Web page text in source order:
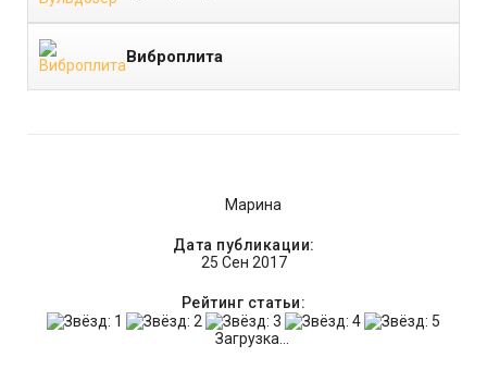
Виброплита
Марина
Дата публикации:
25 Сен 2017
Рейтинг статьи:
Загрузка...